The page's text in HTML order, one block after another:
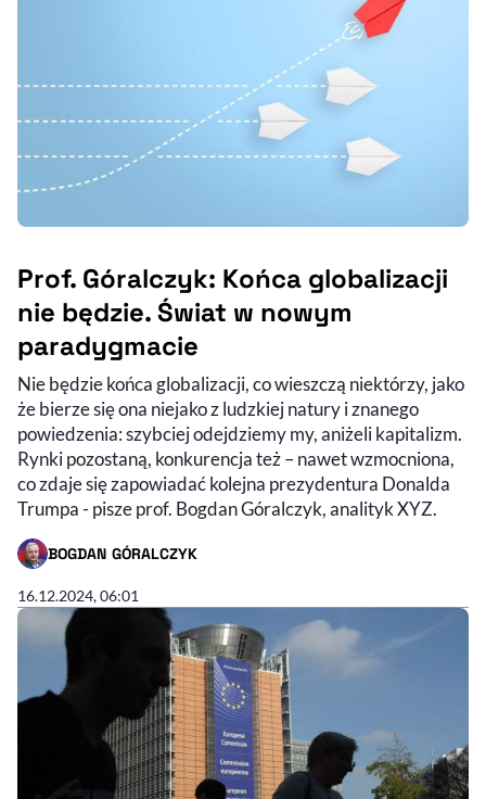
Prof. Góralczyk: Końca globalizacji
nie będzie. Świat w nowym
paradygmacie
Nie będzie końca globalizacji, co wieszczą niektórzy, jako
że bierze się ona niejako z ludzkiej natury i znanego
powiedzenia: szybciej odejdziemy my, aniżeli kapitalizm.
Rynki pozostaną, konkurencja też – nawet wzmocniona,
co zdaje się zapowiadać kolejna prezydentura Donalda
Trumpa - pisze prof. Bogdan Góralczyk, analityk XYZ.
BOGDAN GÓRALCZYK
- AUTOR ARTYKUŁU - PROFIL
16.12.2024, 06:01